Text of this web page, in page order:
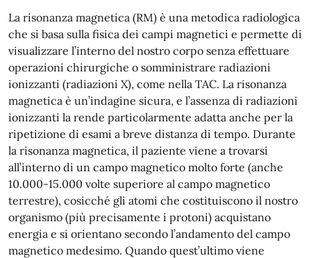
La risonanza magnetica (RM) è una metodica radiologica
che si basa sulla fisica dei campi magnetici e permette di
visualizzare l’interno del nostro corpo senza effettuare
operazioni chirurgiche o somministrare radiazioni
ionizzanti (radiazioni X), come nella TAC. La risonanza
magnetica è un’indagine sicura, e l’assenza di radiazioni
ionizzanti la rende particolarmente adatta anche per la
ripetizione di esami a breve distanza di tempo. Durante
la risonanza magnetica, il paziente viene a trovarsi
all’interno di un campo magnetico molto forte (anche
10.000-15.000 volte superiore al campo magnetico
terrestre), cosicché gli atomi che costituiscono il nostro
organismo (più precisamente i protoni) acquistano
energia e si orientano secondo l’andamento del campo
magnetico medesimo. Quando quest’ultimo viene